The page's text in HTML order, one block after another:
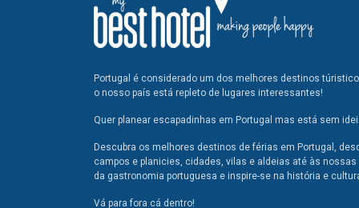
Portugal é considerado um dos melhores destinos
o nosso país está repleto de lugares interessantes!
Quer planear escapadinhas em Portugal mas está sem
Descubra os melhores destinos de férias em Portugal,
campos e planicies, cidades, vilas e aldeias até às
da gastronomia portuguesa e inspire-se na história e
Vá para fora cá dentro!